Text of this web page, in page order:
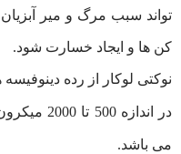
تواند سبب مرگ و میر
کن ها و ایجاد خسارت شود.
نوکتی لوکار از رده
در
می باشد.